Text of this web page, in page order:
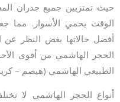
حيث تمتزيين جميع جدران
الوقت يحمي الأسوار. مما
أفضل حالاتها بغض النظر عن
الحجر الهاشمي من أقوى
الطبيعي الهاشمي (هيصم – كريمة
أنواع الحجر الهاشمي لا